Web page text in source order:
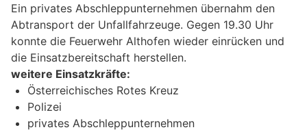
Ein privates Abschleppunternehmen übernahm den
Abtransport der Unfallfahrzeuge. Gegen 19.30 Uhr
konnte die Feuerwehr Althofen wieder einrücken und
die Einsatzbereitschaft herstellen.
weitere Einsatzkräfte:
Österreichisches Rotes Kreuz
Polizei
privates Abschleppunternehmen